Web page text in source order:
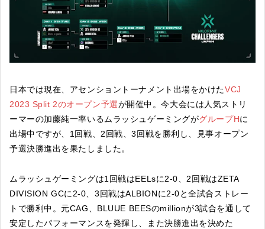
日本では現在、アセンショントーナメント出場をかけたVCJ
2023 Split 2のオープン予選が開催中。今大会には人気ストリ
ーマーの加藤純一率いるムラッシュゲーミングがグループHに
出場中ですが、1回戦、2回戦、3回戦を勝利し、見事オープン
予選決勝進出を果たしました。
ムラッシュゲーミングは1回戦はEELsに2-0、2回戦はZETA
DIVISION GCに2-0、3回戦はALBIONに2-0と全試合ストレー
トで勝利中。元CAG、BLUUE BEESのmillionが3試合を通して
安定したパフォーマンスを発揮し、また決勝進出を決めた